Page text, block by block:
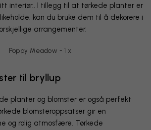
interiør.. I tillegg til at tørkede planter er
kan du bruke dem til å dekorere i
arrangementer.
Poppy Meadow - 1 x
til bryllup
planter og blomster er også perfekt
blomsteroppsatser gir en
og rolig atmosfære. Tørkede